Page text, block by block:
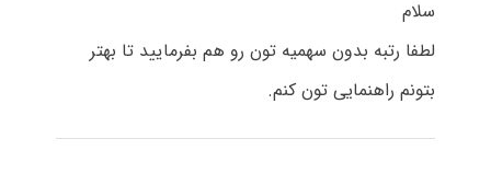
سلام
لطفا رتبه بدون سهمیه تون رو هم بفرمایید تا بهتر
بتونم راهنمایی تون کنم.